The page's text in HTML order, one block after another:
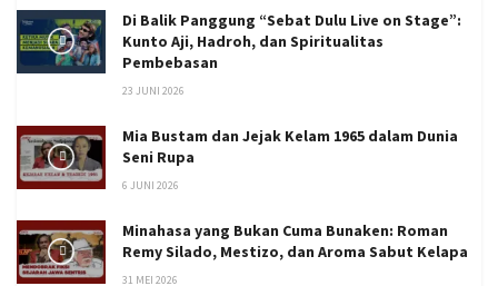
Di Balik Panggung “Sebat Dulu Live on Stage”:
Kunto Aji, Hadroh, dan Spiritualitas
Pembebasan
23 JUNI 2026
Mia Bustam dan Jejak Kelam 1965 dalam Dunia
Seni Rupa
6 JUNI 2026
Minahasa yang Bukan Cuma Bunaken: Roman
Remy Silado, Mestizo, dan Aroma Sabut Kelapa
31 MEI 2026